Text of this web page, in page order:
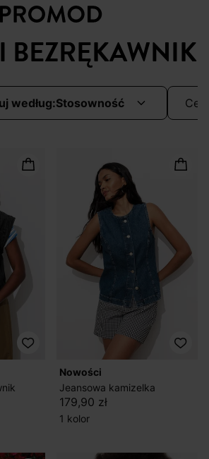
BEZRĘKAWNIK
według: stosowność
nowości
Jeansowa kamizelka
179,90 zł
1 kolor